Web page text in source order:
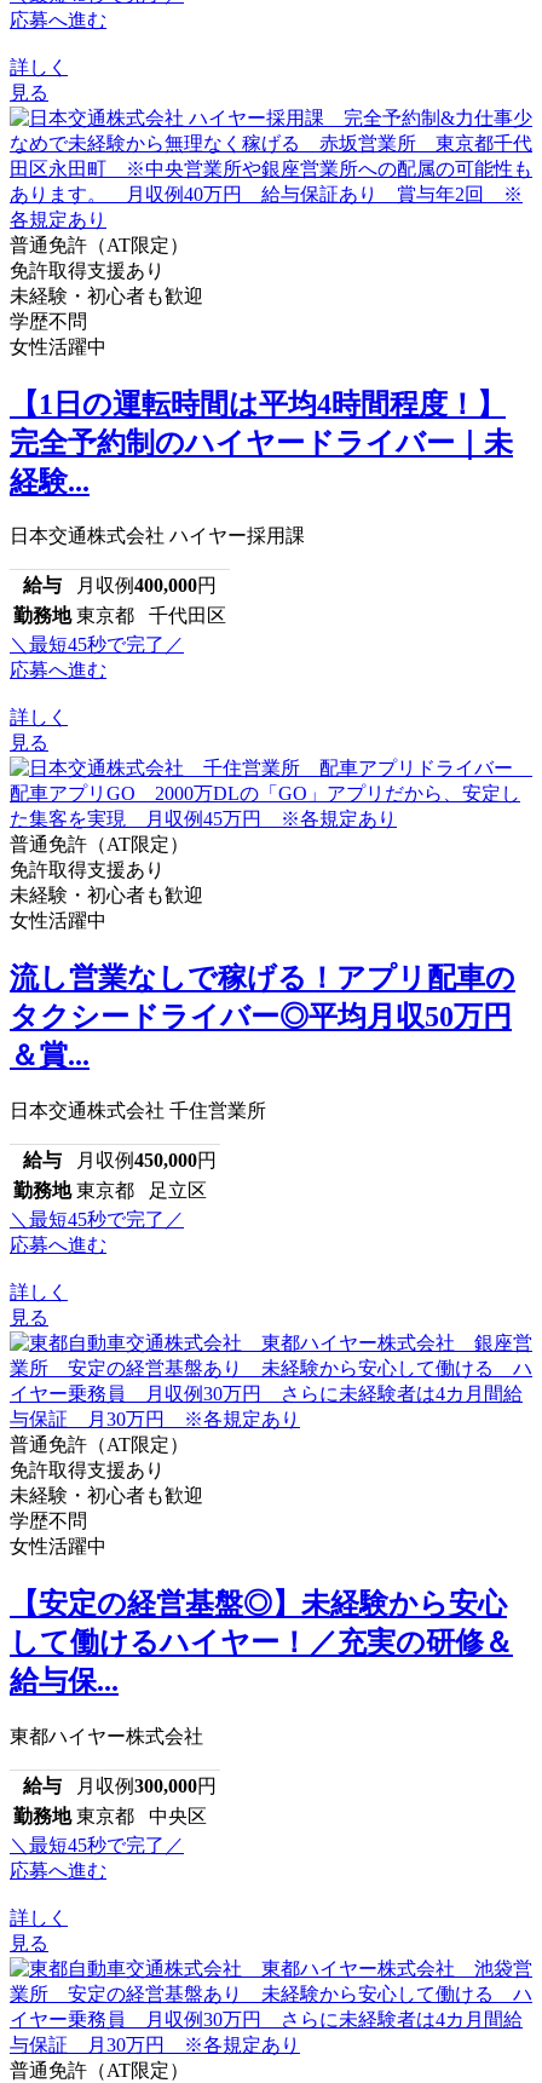
応募へ進む
詳しく
見る
普通免許（AT限定）
免許取得支援あり
未経験・初心者も歓迎
学歴不問
女性活躍中
【1日の運転時間は平均4時間程度！】
完全予約制のハイヤードライバー｜未
経験...
日本交通株式会社 ハイヤー採用課
給与 月収例400,000円
勤務地 東京都 千代田区
＼最短45秒で完了／
応募へ進む
詳しく
見る
普通免許（AT限定）
免許取得支援あり
未経験・初心者も歓迎
女性活躍中
流し営業なしで稼げる！アプリ配車の
タクシードライバー◎平均月収50万円
＆賞...
日本交通株式会社 千住営業所
給与 月収例450,000円
勤務地 東京都 足立区
＼最短45秒で完了／
応募へ進む
詳しく
見る
普通免許（AT限定）
免許取得支援あり
未経験・初心者も歓迎
学歴不問
女性活躍中
【安定の経営基盤◎】未経験から安心
して働けるハイヤー！／充実の研修＆
給与保...
東都ハイヤー株式会社
給与 月収例300,000円
勤務地 東京都 中央区
＼最短45秒で完了／
応募へ進む
詳しく
見る
普通免許（AT限定）